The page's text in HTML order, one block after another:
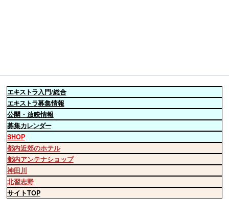
エキストラ入門/総合
エキストラ募集情報
公開・放映情報
募集カレンダー
SHOP
都内近郊のホテル
都内アンテナショップ
神田川
北習志野
サイトTOP